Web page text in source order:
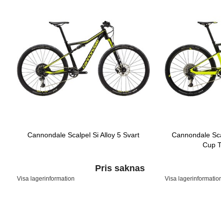
Cannondale Scalpel Si Alloy 5 Svart
Pris saknas
Visa lagerinformation
Cannondale
Cup
Visa